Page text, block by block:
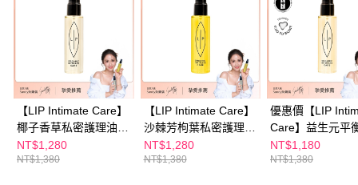
１．簡單：不需註冊會員、不需綁卡、不需儲值。
２．便利：只要手機號碼，簡訊認證，即可結帳。
３．安心：先確認商品／服務後，再付款。
【「AFTEE先享後付」結帳流程】
１．於結帳方式選擇「AFTEE先享後付」後，將跳轉至「AFTEE先享後付」
結帳頁面，進行簡訊認證並確認金額後，即可完成結帳。
２．訂單成立數日內，您將收到繳費通知簡訊。
３．收到繳費通知簡訊後14天內，點擊此簡訊中的連結，可透過四大超商／
ATM／網路銀行／等多元方式進行付款，方視為交易完成。
※ 請注意：結帳手續完成當下不需立刻繳費，但若您需要取消訂單，請聯絡
購買商品的店家。未經商家同意取消之訂單仍視為有效，需透過AFTEE先享
全家付款取貨
每筆NT$100，滿NT$600(含以上)免運費
付款後全家取貨
每筆NT$100，滿NT$600(含以上)免運費
萊爾富取貨付款
每筆NT$100，滿NT$600(含以上)免運費
【LIP Intimate Care】
椰子香草私密護理油
75ml Sandy吳姍儒摯
愛推薦
NT$1,280
NT$1,380
【LIP Intimate Care】
沙棘芳枸葉私密護理油
75ml Sandy吳姍儒摯
愛推薦
NT$1,280
NT$1,380
優惠價【LIP
Care】益生元平
密護理油75ml
吳姍儒摯愛推薦
NT$1,180
NT$1,380